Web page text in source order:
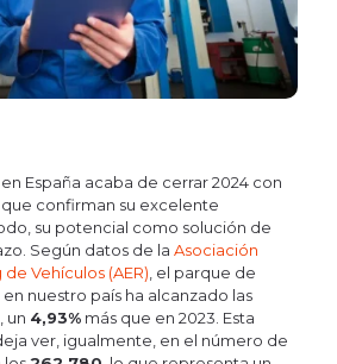
España acaba de cerrar 2024 con
que confirman su excelente
su potencial como solución de
Según datos de la Asociación
Vehículos (AER) , el parque de
nuestro país ha alcanzado las
, un 4,93% más que en 2023. Esta
ver, igualmente, en el número de